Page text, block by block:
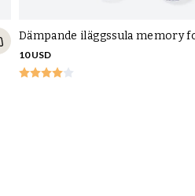
Dämpande iläggssula memory
10 USD